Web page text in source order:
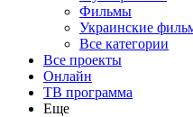
Фильмы
Украинские
Все категории
Все проекты
Онлайн
ТВ программа
Еще